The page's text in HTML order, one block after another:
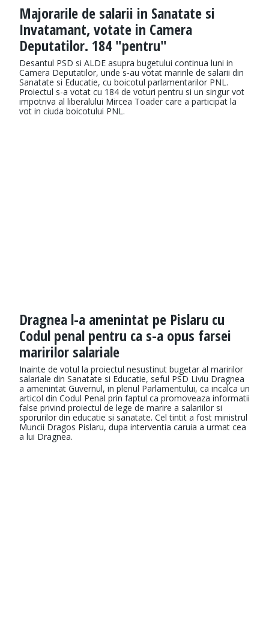
Majorarile de salarii in Sanatate si
Invatamant, votate in Camera
Deputatilor. 184 "pentru"
Desantul PSD si ALDE asupra bugetului continua luni in
Camera Deputatilor, unde s-au votat maririle de salarii din
Sanatate si Educatie, cu boicotul parlamentarilor PNL.
Proiectul s-a votat cu 184 de voturi pentru si un singur vot
impotriva al liberalului Mircea Toader care a participat la
vot in ciuda boicotului PNL.
Dragnea l-a amenintat pe Pislaru cu
Codul penal pentru ca s-a opus farsei
maririlor salariale
Inainte de votul la proiectul nesustinut bugetar al maririlor
salariale din Sanatate si Educatie, seful PSD Liviu Dragnea
a amenintat Guvernul, in plenul Parlamentului, ca incalca un
articol din Codul Penal prin faptul ca promoveaza informatii
false privind proiectul de lege de marire a salariilor si
sporurilor din educatie si sanatate. Cel tintit a fost ministrul
Muncii Dragos Pislaru, dupa interventia caruia a urmat cea
a lui Dragnea.